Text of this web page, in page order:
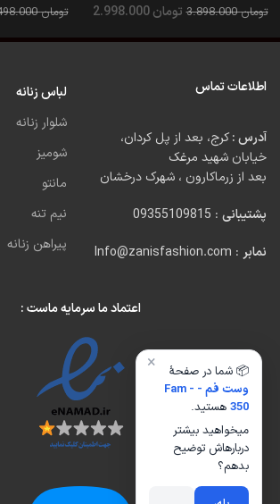
تومان3.898.000 تومان2.998.000 تومان5.498.000
اطلاعات تماس
آدرس :کرج، بعد از پل کردان،
خیابان شهید مرغک
بعد از زرماکارون ، شهرک درخشان
پشتیبانی : 09355109815
نمابر : Info@zanisfashion.com
لباس زنانه
شلوار زنانه
شومیز
مانتو
نیم تنه
پیراهن زنانه
اعتماد ما سرمایه ماست :
×
📦 شما در صفحهٔ
وست فم - Fam -
350 هستید.
میخواهید بیشتر
دربارهاش توضیح
بدهم؟